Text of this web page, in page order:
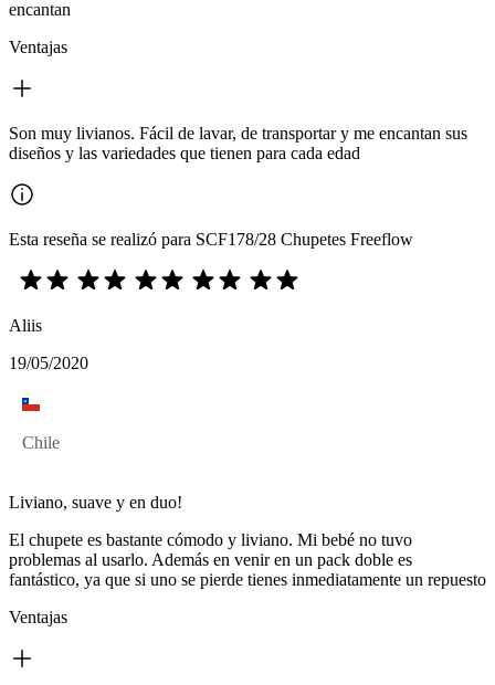
encantan
Ventajas
Son muy livianos. Fácil de lavar, de transportar y me encantan sus
diseños y las variedades que tienen para cada edad
Esta reseña se realizó para SCF178/28 Chupetes Freeflow
Aliis
19/05/2020
Chile
Liviano, suave y en duo!
El chupete es bastante cómodo y liviano. Mi bebé no tuvo
problemas al usarlo. Además en venir en un pack doble es
fantástico, ya que si uno se pierde tienes inmediatamente un repuesto
Ventajas